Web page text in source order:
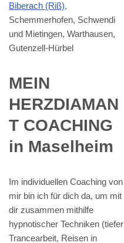
Biberach (Riß),
Schemmerhofen, Schwendi
und Mietingen, Warthausen,
Gutenzell-Hürbel
MEIN
HERZDIAMAN
T COACHING
in Maselheim
Im individuellen Coaching von
mir bin ich für dich da, um mit
dir zusammen mithilfe
hypnotischer Techniken (tiefer
Trancearbeit, Reisen in